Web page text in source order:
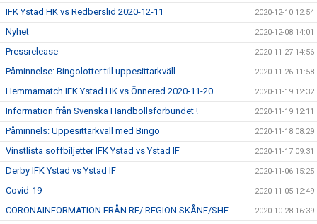
IFK Ystad HK vs Redberslid 2020-12-11 2020-12-10 12:54
Nyhet 2020-12-08 14:01
Pressrelease 2020-11-27 14:56
Påminnelse: Bingolotter till uppesittarkväll 2020-11-26 11:58
Hemmamatch IFK Ystad HK vs Önnered 2020-11-20 2020-11-19 12:32
Information från Svenska Handbollsförbundet ! 2020-11-19 12:11
Påminnels: Uppesittarkväll med Bingo 2020-11-18 08:29
Vinstlista soffbiljetter IFK Ystad vs Ystad IF 2020-11-17 09:31
Derby IFK Ystad vs Ystad IF 2020-11-06 15:25
Covid-19 2020-11-05 12:49
CORONAINFORMATION FRÅN RF/ REGION SKÅNE/SHF 2020-10-28 16:39